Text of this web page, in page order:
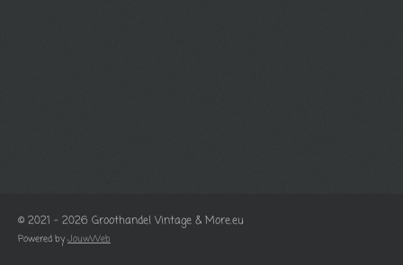
© 2021 - 2026 Groothandel Vintage & More.eu
Powered by JouwWeb